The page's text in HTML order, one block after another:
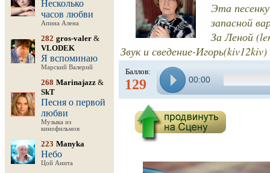
Несколько
часов любви
Апина Алена
282 gros-valer &
VLODEK
Я вспоминаю
Марский Валерий
268 Marinajazz &
SkT
Песня о первой
любви
Музыка из
кинофильмов
223 Manyka
Небо
Цой Анита
Эта
запасной
За Леной
Звук и сведение-Игорь(kiv12kiv)
Баллов:
129 00:00